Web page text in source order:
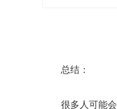
总结：
很多人可能